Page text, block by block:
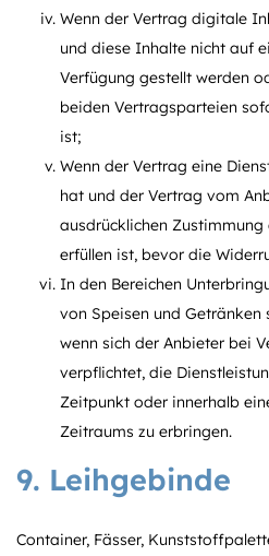
Wenn der Vertrag digitale
und diese Inhalte nicht auf
Verfügung gestellt werden
beiden Vertragsparteien
ist;
Wenn der Vertrag eine
hat und der Vertrag vom
ausdrücklichen
erfüllen ist, bevor die
In den Bereichen
von Speisen und
wenn sich der Anbieter bei
verpflichtet, die
Zeitpunkt oder innerhalb
Zeitraums zu erbringen.
9. Leihgebinde
Container, Fässer,